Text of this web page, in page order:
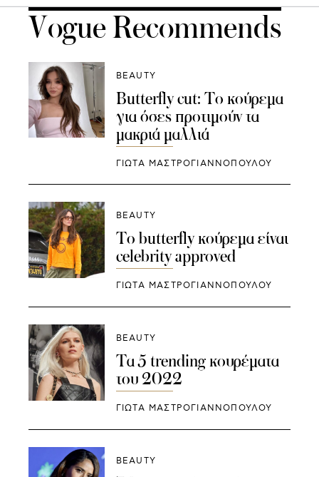
Vogue Recommends
BEAUTY
Butterfly cut: Το κούρεμα
για όσες προτιμούν τα
μακριά μαλλιά
ΓΙΩΤΑ ΜΑΣΤΡΟΓΙΑΝΝΟΠΟΥΛΟΥ
BEAUTY
To butterfly κούρεμα είναι
celebrity approved
ΓΙΩΤΑ ΜΑΣΤΡΟΓΙΑΝΝΟΠΟΥΛΟΥ
BEAUTY
Τα 5 trending κουρέματα
του 2022
ΓΙΩΤΑ ΜΑΣΤΡΟΓΙΑΝΝΟΠΟΥΛΟΥ
BEAUTY